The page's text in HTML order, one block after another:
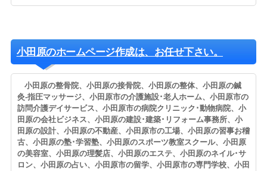
小田原のホームページ作成は、お任せ下さい。
小田原の整骨院、小田原の接骨院、小田原の整体、小田原の鍼
灸-指圧マッサージ、小田原市の介護施設･老人ホーム、小田原市の
訪問介護デイサービス、小田原市の病院クリニック･動物病院、小
田原の会社ビジネス、小田原の建設･建築･リフォーム事務所、小
田原の設計、小田原の不動産、小田原市の工場、小田原の習事お稽
古、小田原の塾･学習塾、小田原のスポーツ教室スクール、小田原
の美容室、小田原の理髪店、小田原のエステ、小田原のネイル･サ
ロン、小田原の占い、小田原市の留学、小田原市の専門学校、小田